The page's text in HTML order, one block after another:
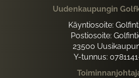
Uudenkaupungin
Käyntiosoite:
Postiosoite:
23500
Y-tunnus: